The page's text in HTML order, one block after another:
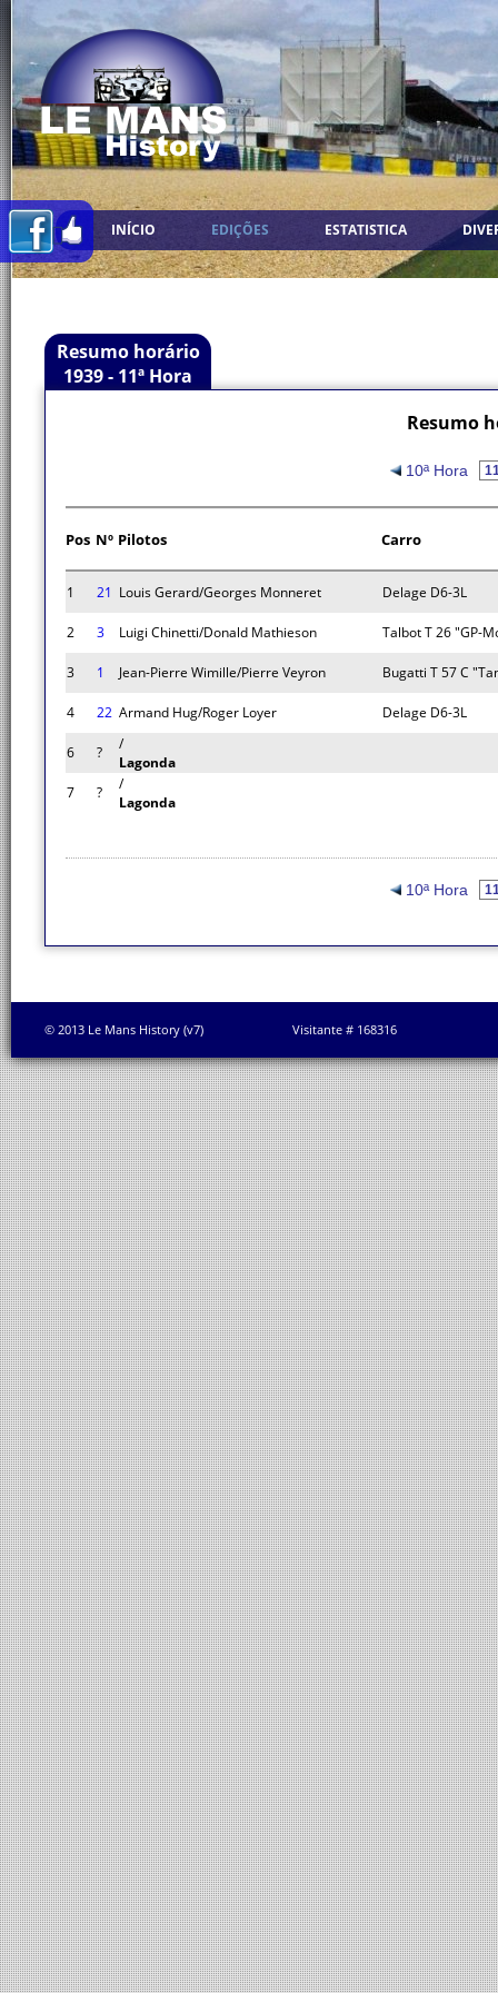
INÍCIO EDIÇÕES ESTATISTICA
Resumo horário
1939 - 11ª Hora
Resumo
10ª Hora
Pos Nº Pilotos Carro
1 21 Louis Gerard/Georges Monneret Delage D6-3L
2 3 Luigi Chinetti/Donald Mathieson Talbot T 26 "GP-
3 1 Jean-Pierre Wimille/Pierre Veyron Bugatti T 57 C
4 22 Armand Hug/Roger Loyer Delage D6-3L
6 ?
/
Lagonda
7
?
/
Lagonda
10ª Hora
© 2013 Le Mans History (v7) Visitante # 168316